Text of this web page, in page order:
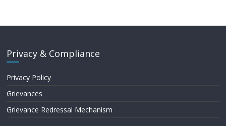
Privacy & Compliance
Privacy Policy
Grievances
Grievance Redressal Mechanism